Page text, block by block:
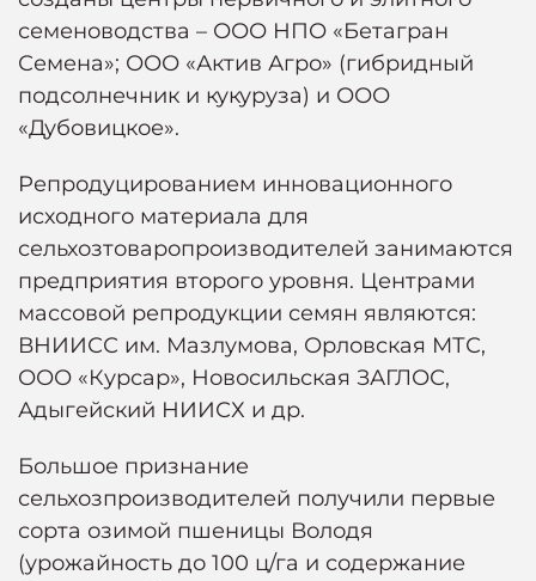
семеноводства – ООО НПО «Бетагран
Семена»; ООО «Актив Агро» (гибридный
подсолнечник и кукуруза) и ООО
«Дубовицкое».
Репродуцированием инновационного
исходного материала для
сельхозтоваропроизводителей занимаются
предприятия второго уровня. Центрами
массовой репродукции семян являются:
ВНИИСС им. Мазлумова, Орловская МТС,
ООО «Курсар», Новосильская ЗАГЛОС,
Адыгейский НИИСХ и др.
Большое признание
сельхозпроизводителей получили первые
сорта озимой пшеницы Володя
(урожайность до 100 ц/га и содержание